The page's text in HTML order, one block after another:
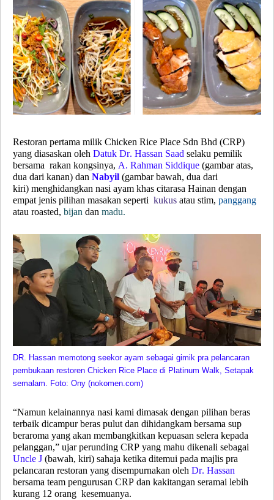
Restoran pertama milik Chicken Rice Place Sdn Bhd (CRP)
yang diasaskan oleh Datuk Dr. Hassan Saad selaku pemilik
bersama rakan kongsinya, A. Rahman Siddique (gambar atas,
dua dari kanan) dan Nabyil (gambar bawah, dua dari
kiri) menghidangkan nasi ayam khas citarasa Hainan dengan
empat jenis pilihan masakan seperti kukus atau stim, panggang
atau roasted, bijan dan madu.
DR. Hassan memotong seekor ayam sebagai gimik pra pelancaran
pembukaan restoren Chicken Rice Place di Platinum Walk, Setapak
semalam. Foto: Ony (nokomen.com)
“Namun kelainannya nasi kami dimasak dengan pilihan beras
terbaik dicampur beras pulut dan dihidangkam bersama sup
beraroma yang akan membangkitkan kepuasan selera kepada
pelanggan,” ujar perunding CRP yang mahu dikenali sebagai
Uncle J (bawah, kiri) sahaja ketika ditemui pada majlis pra
pelancaran restoran yang disempurnakan oleh Dr. Hassan
bersama team pengurusan CRP dan kakitangan seramai lebih
kurang 12 orang kesemuanya.